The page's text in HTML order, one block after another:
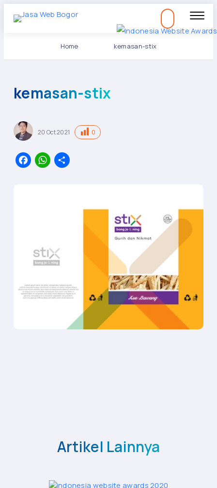
Home kemasan-stix
kemasan-stix
20 Oct2021 0
Facebook
WhatsApp
Artikel Lainnya